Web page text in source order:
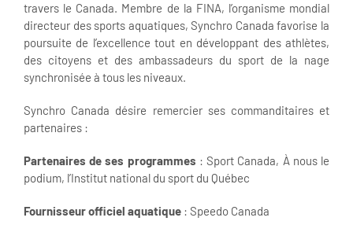
travers le Canada. Membre de la FINA, l’organisme mondial
directeur des sports aquatiques, Synchro Canada favorise la
poursuite de l’excellence tout en développant des athlètes,
des citoyens et des ambassadeurs du sport de la nage
synchronisée à tous les niveaux.
Synchro Canada désire remercier ses commanditaires et
partenaires :
Partenaires de ses programmes : Sport Canada, À nous le
podium, l’Institut national du sport du Québec
Fournisseur officiel aquatique : Speedo Canada